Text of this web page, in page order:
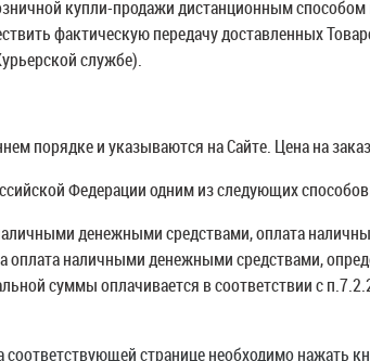
купли-продажи дистанционным
фактическую передачу доставленных
службе).
порядке и указываются на Сайте. Цена на
Федерации одним из следующих
денежными средствами, оплата
наличными денежными средствами,
суммы оплачивается в соответствии с
странице необходимо нажать